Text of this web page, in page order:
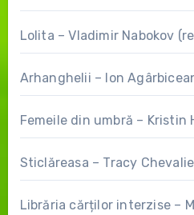
Lolita – Vladimir Nabokov
Arhanghelii – Ion
Femeile din umbră – Kristin
Sticlăreasa – Tracy
Librăria cărților interzise –